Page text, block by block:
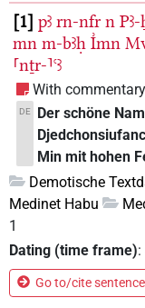
1 pꜣ rn-nfr n
mn m-bꜣḥ I͗mn
⸢nṯr-⸣ꜥꜣ
With commentary
DE
Der schöne
Min mit hohen
Demotische
Medinet Habu
1
Dating (time frame):
Go to/cite sentence